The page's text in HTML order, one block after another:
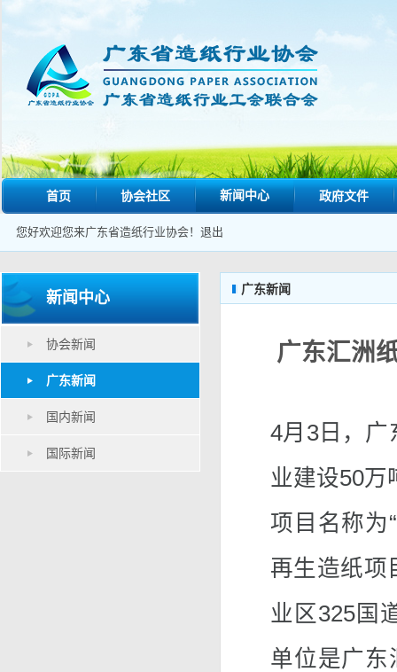
首页 协会社区 新闻中心 政府文件
您好欢迎您来广东省造纸行业协会！ 退出
新闻中心
协会新闻
广东新闻
国内新闻
国际新闻
广东新闻
广东汇洲
4月3日，广
业建设50万
项目名称为
再生造纸项
业区325国
单位是广东